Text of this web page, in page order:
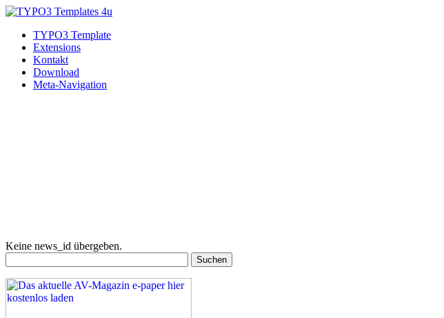
TYPO3 Template
Extensions
Kontakt
Download
Meta-Navigation
Keine news_id übergeben.